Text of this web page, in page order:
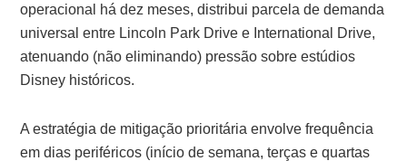
operacional há dez meses, distribui parcela de demanda
universal entre Lincoln Park Drive e International Drive,
atenuando (não eliminando) pressão sobre estúdios
Disney históricos.
A estratégia de mitigação prioritária envolve frequência
em dias periféricos (início de semana, terças e quartas